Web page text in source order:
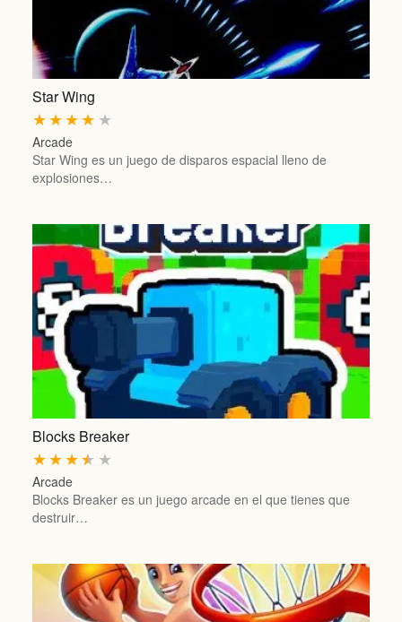
Star Wing
★
★
★
★
★
Arcade
Star Wing es un juego de disparos espacial lleno de
explosiones…
Blocks Breaker
★
★
★
★
★
Arcade
Blocks Breaker es un juego arcade en el que tienes que
destruir…